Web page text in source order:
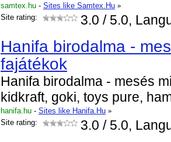
samtex.hu - Sites like Samtex.Hu »
Site rating:
3.0 / 5.0,
Hanifa birodalma -
fajátékok
Hanifa birodalma - mesés
kidkraft, goki, toys pure,
hanifa.hu - Sites like Hanifa.Hu »
Site rating:
3.0 / 5.0,